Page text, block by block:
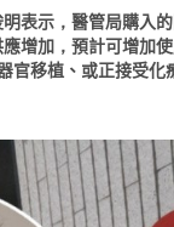
表示，醫管局購入
增加，預計可增加
官移植、或正接受化